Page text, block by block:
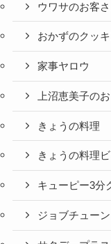
ウワサのお客さ
おかずのクッ
家事ヤロウ
上沼恵美子の
きょうの料理
きょうの料理
キューピー3分
ジョブチューン